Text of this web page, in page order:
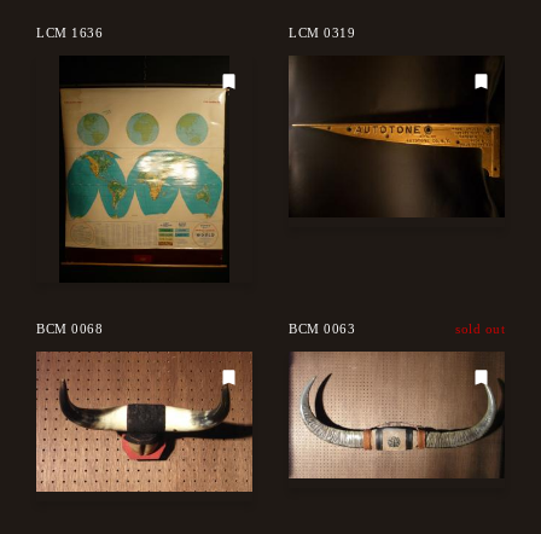
LCM 1636 LCM 0319
BCM 0068 BCM 0063 sold out